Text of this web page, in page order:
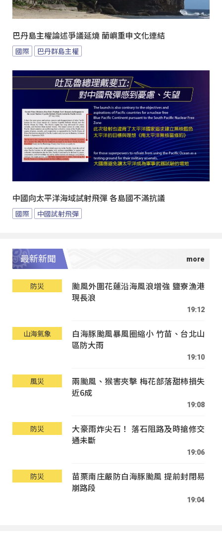
巴丹島主權論述爭議延燒 蘭嶼重申文化連結
國際 巴丹群島主權
中國向太平洋海域試射飛彈 各島國不滿抗議
國際 中國試射飛彈
最新新聞
防災
颱風外圍花蓮沿海風浪增強 鹽寮漁港
現長浪
19:12
山海氣象
白海豚颱風暴風圈縮小 竹苗、台北山
區防大雨
19:10
風災
兩颱風、猴害夾擊 梅花部落甜柿損失
近6成
19:08
防災
大豪雨炸尖石！ 落石阻路及時搶修交
通未斷
19:06
防災
苗栗南庄嚴防白海豚颱風 提前封閉易
崩路段
19:04